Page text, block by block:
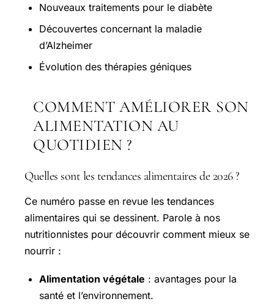
Nouveaux traitements pour le diabète
Découvertes concernant la maladie
d’Alzheimer
Évolution des thérapies géniques
COMMENT AMÉLIORER SON
ALIMENTATION AU
QUOTIDIEN ?
Quelles sont les tendances alimentaires de 2026 ?
Ce numéro passe en revue les tendances
alimentaires qui se dessinent. Parole à nos
nutritionnistes pour découvrir comment mieux se
nourrir :
Alimentation végétale : avantages pour la
santé et l’environnement.